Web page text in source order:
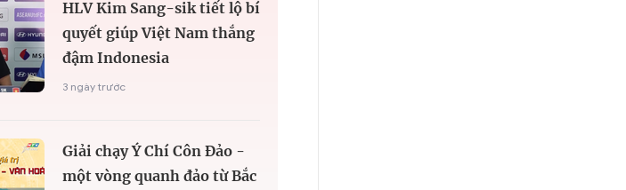
HLV Kim Sang-sik tiết lộ bí
quyết giúp Việt Nam thắng
đậm Indonesia
3 ngày trước
Giải chạy Ý Chí Côn Đảo -
một vòng quanh đảo từ Bắc